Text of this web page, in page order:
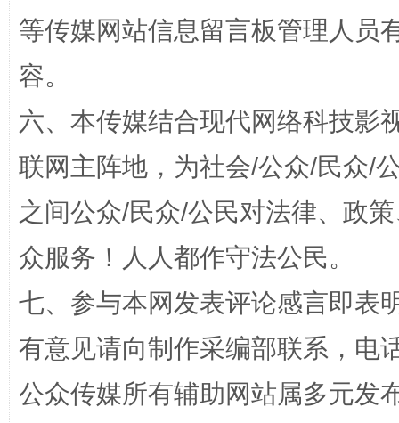
网上购药对药下症？
等传媒网站信息留言板管理人员
容。
六、本传媒结合现代网络科技影
联网主阵地，为社会/公众/民众/
之间公众/民众/公民对法律、政
众服务！人人都作守法公民。
七、参与本网发表评论感言即表
有意见请向制作采编部联系，电
公众传媒所有辅助网站属多元发